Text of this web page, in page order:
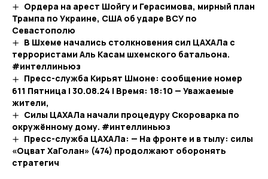
Ордера на арест Шойгу и Герасимова, мирный план
Трампа по Украине, США об ударе ВСУ по
Севастополю
В Шхеме начались столкновения сил ЦАХАЛа с
террористами Аль Касам шхемского батальона.
#интеллиньюз
Пресс-служба Кирьят Шмоне: сообщение номер
611 Пятница | 30.08.24 | Время: 18:10 — Уважаемые
жители,
Силы ЦАХАЛа начали процедуру Скороварка по
окружённому дому. #интеллиньюз
Пресс-служба ЦАХАЛа: — На фронте и в тылу: силы
«Оцват ХаГолан» (474) продолжают оборонять
стратегич